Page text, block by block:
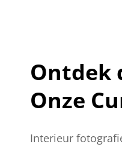
Ontdek
Onze
Interieur